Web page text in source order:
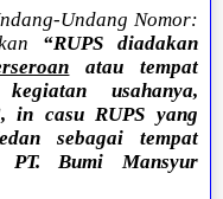
Undang Nomor:
“RUPS diadakan
atau tempat
usahanya,
in casu RUPS yang
sebagai tempat
PT. Bumi Mansyur